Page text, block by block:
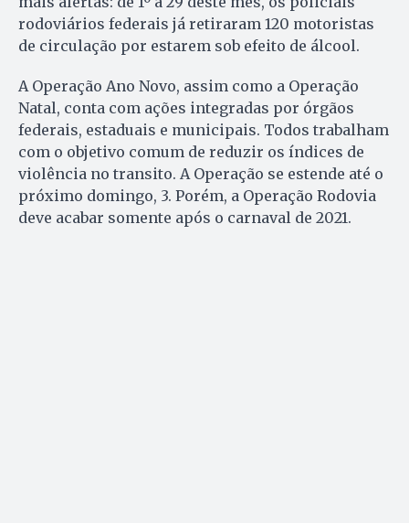
rodoviários federais já retiraram 120 motoristas
de circulação por estarem sob efeito de álcool.
A Operação Ano Novo, assim como a Operação
Natal, conta com ações integradas por órgãos
federais, estaduais e municipais. Todos trabalham
com o objetivo comum de reduzir os índices de
violência no transito. A Operação se estende até o
próximo domingo, 3. Porém, a Operação Rodovia
deve acabar somente após o carnaval de 2021.